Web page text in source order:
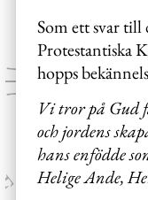
Som ett svar till
Protestantiska
hopps
Vi tror på Gud
och jordens
hans enfödde
Helige Ande,